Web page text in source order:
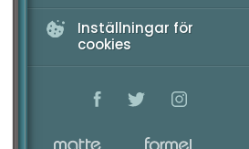
Inställningar för
cookies